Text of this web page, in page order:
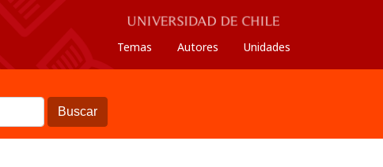
Temas Autores Unidades
Buscar